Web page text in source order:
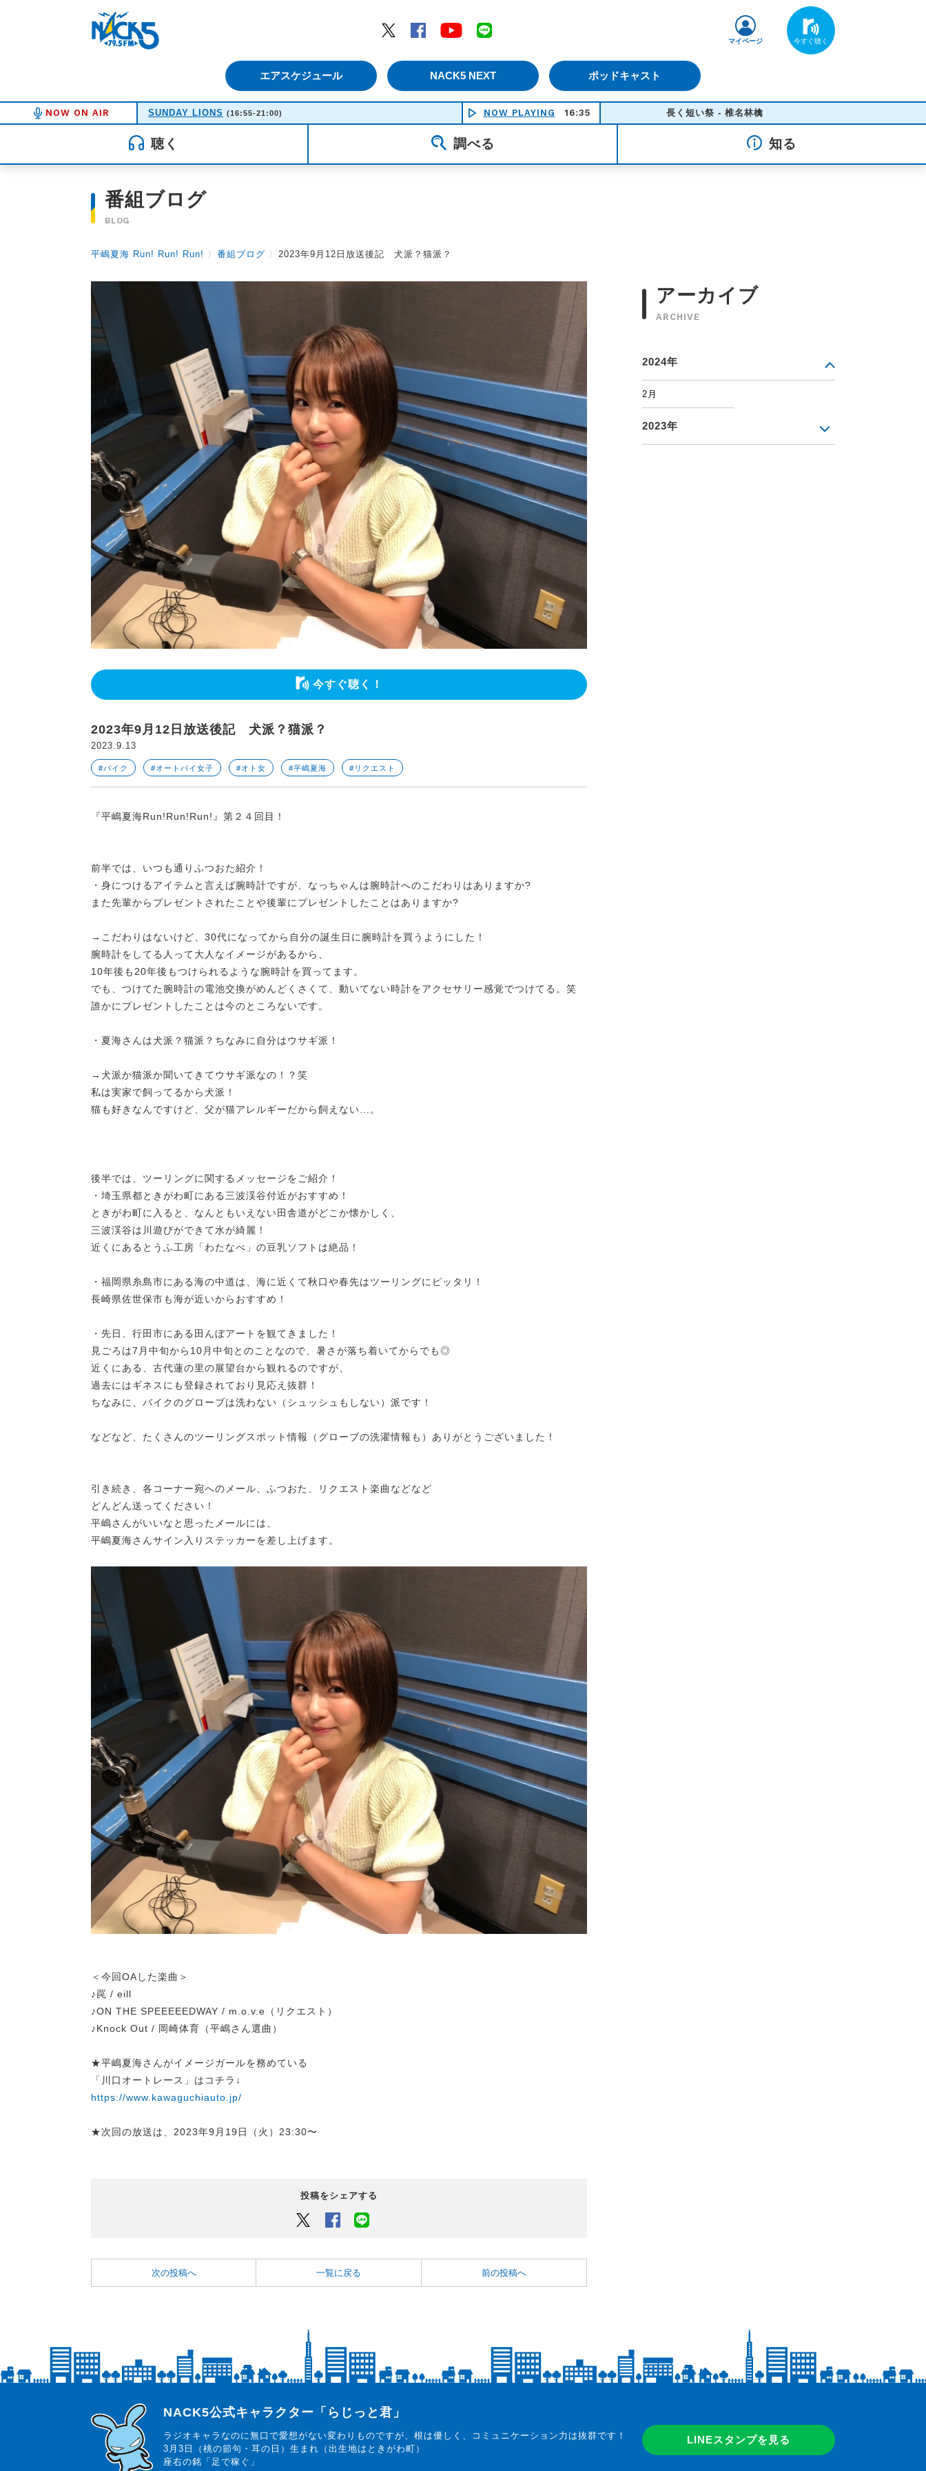
Twitter
Facebook YouTube
エアスケジュール NACK5 NEXT ポッドキャスト
マイページ
NOW ON AIR SUNDAY LIONS (16:55-21:00) NOW PLAYING 16:35 長く短い祭 - 椎名林檎
聴く 調べる 知る
番組ブログ
BLOG
平嶋夏海 Run! Run! Run! 〉 番組ブログ 〉 2023年9月12日放送後記 犬派？猫派？
今すぐ聴く！
2023年9月12日放送後記 犬派？猫派？
2023.9.13
#バイク #オートバイ女子 #オト女 #平嶋夏海 #リクエスト
『平嶋夏海Run!Run!Run!』第２４回目！
前半では、いつも通りふつおた紹介！
・身につけるアイテムと言えば腕時計ですが、なっちゃんは腕時計へのこだわりはありますか?
また先輩からプレゼントされたことや後輩にプレゼントしたことはありますか?
→こだわりはないけど、30代になってから自分の誕生日に腕時計を買うようにした！
腕時計をしてる人って大人なイメージがあるから、
10年後も20年後もつけられるような腕時計を買ってます。
でも、つけてた腕時計の電池交換がめんどくさくて、動いてない時計をアクセサリー感覚でつけてる。笑
誰かにプレゼントしたことは今のところないです。
・夏海さんは犬派？猫派？ちなみに自分はウサギ派！
→犬派か猫派か聞いてきてウサギ派なの！？笑
私は実家で飼ってるから犬派！
猫も好きなんですけど、父が猫アレルギーだから飼えない...。
後半では、ツーリングに関するメッセージをご紹介！
・埼玉県都ときがわ町にある三波渓谷付近がおすすめ！
ときがわ町に入ると、なんともいえない田舎道がどこか懐かしく、
三波渓谷は川遊びができて水が綺麗！
近くにあるとうふ工房「わたなべ」の豆乳ソフトは絶品！
・福岡県糸島市にある海の中道は、海に近くて秋口や春先はツーリングにピッタリ！
長崎県佐世保市も海が近いからおすすめ！
・先日、行田市にある田んぼアートを観てきました！
見ごろは7月中旬から10月中旬とのことなので、暑さが落ち着いてからでも◎
近くにある、古代蓮の里の展望台から観れるのですが、
過去にはギネスにも登録されており見応え抜群！
ちなみに、バイクのグローブは洗わない（シュッシュもしない）派です！
などなど、たくさんのツーリングスポット情報（グローブの洗濯情報も）ありがとうございました！
引き続き、各コーナー宛へのメール、ふつおた、リクエスト楽曲などなど
どんどん送ってください！
平嶋さんがいいなと思ったメールには、
平嶋夏海さんサイン入りステッカーを差し上げます。
＜今回OAした楽曲＞
♪罠 / eill
♪ON THE SPEEEEEDWAY / m.o.v.e（リクエスト）
♪Knock Out / 岡崎体育（平嶋さん選曲）
★平嶋夏海さんがイメージガールを務めている
「川口オートレース」はコチラ↓
https://www.kawaguchiauto.jp/
★次回の放送は、2023年9月19日（火）23:30〜
投稿をシェアする
Twitter Facebook
次の投稿へ 一覧に戻る 前の投稿へ
アーカイブ
ARCHIVE
2024年
2月
2023年
らじっと君
NACK5公式キャラクター「らじっと君」
ラジオキャラなのに無口で愛想がない変わりものですが、根は優しく、コミュニケーション力は抜群です！
3月3日（桃の節句・耳の日）生まれ（出生地はときがわ町）
座右の銘「足で稼ぐ」
LINEスタンプを見る